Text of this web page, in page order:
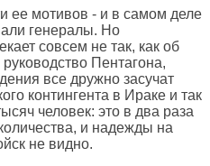
ее мотивов - и в самом деле
генералы. Но
совсем не так, как об
Пентагона,
все дружно засучат
контингента в Ираке и так
человек: это в два раза
и надежды на
не видно.